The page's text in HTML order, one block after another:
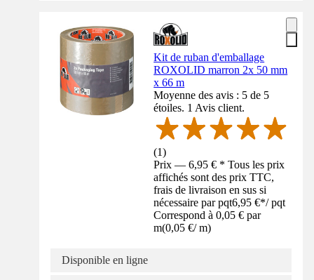
Kit de ruban d'emballage
ROXOLID marron 2x 50 mm
x 66 m
Moyenne des avis : 5 de 5
étoiles. 1 Avis client.
(1)
Prix — 6,95 € * Tous les prix
affichés sont des prix TTC,
frais de livraison en sus si
nécessaire par pqt6,95 €*/ pqt
Correspond à 0,05 € par
m(0,05 €/ m)
Disponible en ligne